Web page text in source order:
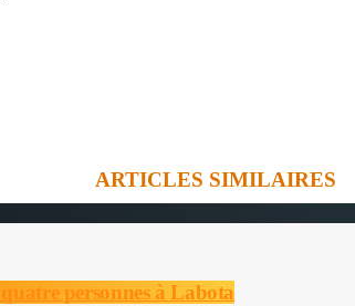
ARTICLES SIMILAIRES
personnes à Labota